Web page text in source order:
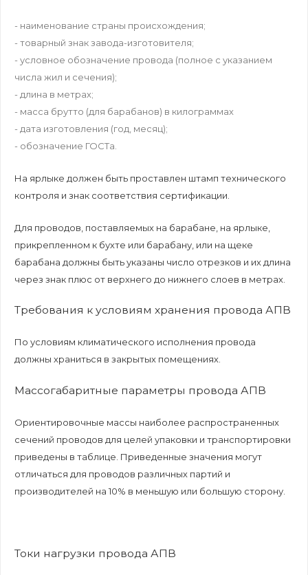
- наименование страны происхождения;
- товарный знак завода-изготовителя;
- условное обозначение провода (полное с указанием
числа жил и сечения);
- длина в метрах;
- масса брутто (для барабанов) в килограммах
- дата изготовления (год, месяц);
- обозначение ГОСТа.
На ярлыке должен быть проставлен штамп технического
контроля и знак соответствия сертификации.
Для проводов, поставляемых на барабане, на ярлыке,
прикрепленном к бухте или барабану, или на щеке
барабана должны быть указаны число отрезков и их длина
через знак плюс от верхнего до нижнего слоев в метрах.
Требования к условиям хранения провода АПВ
По условиям климатического исполнения провода
должны храниться в закрытых помещениях.
Массогабаритные параметры провода АПВ
Ориентировочные массы наиболее распространенных
сечений проводов для целей упаковки и транспортировки
приведены в таблице. Приведенные значения могут
отличаться для проводов различных партий и
производителей на 10% в меньшую или большую сторону.
Токи нагрузки провода АПВ